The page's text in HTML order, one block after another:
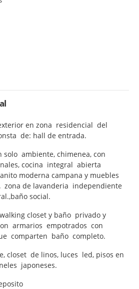
en zona residencial del
de: hall de entrada.
ambiente, chimenea, con
cocina integral abierta
moderna campana y muebles
zona de lavanderia independiente
social.
closet y baño privado y
armarios empotrados con
comparten baño completo.
closet de linos, luces led, pisos en
japoneses.